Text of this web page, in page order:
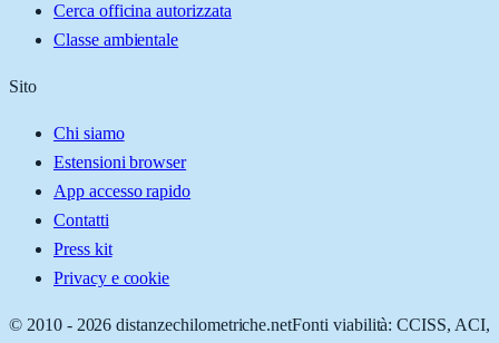
Cerca officina autorizzata
Classe ambientale
Sito
Chi siamo
Estensioni browser
App accesso rapido
Contatti
Press kit
Privacy e cookie
© 2010 - 2026 distanzechilometriche.netFonti viabilità: CCISS, ACI,